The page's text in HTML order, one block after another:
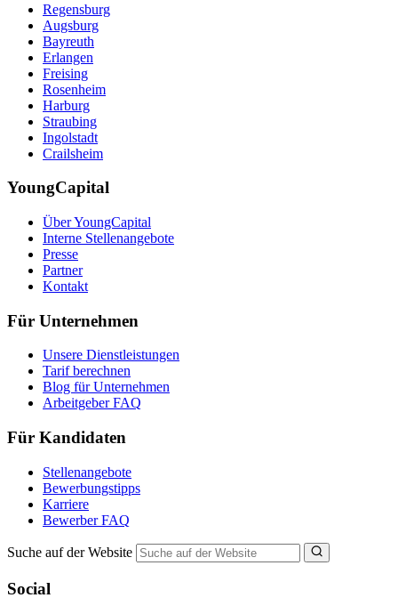
Regensburg
Augsburg
Bayreuth
Erlangen
Freising
Rosenheim
Harburg
Straubing
Ingolstadt
Crailsheim
YoungCapital
Über YoungCapital
Interne Stellenangebote
Presse
Partner
Kontakt
Für Unternehmen
Unsere Dienstleistungen
Tarif berechnen
Blog für Unternehmen
Arbeitgeber FAQ
Für Kandidaten
Stellenangebote
Bewerbungstipps
Karriere
Bewerber FAQ
Suche auf der Website
Social